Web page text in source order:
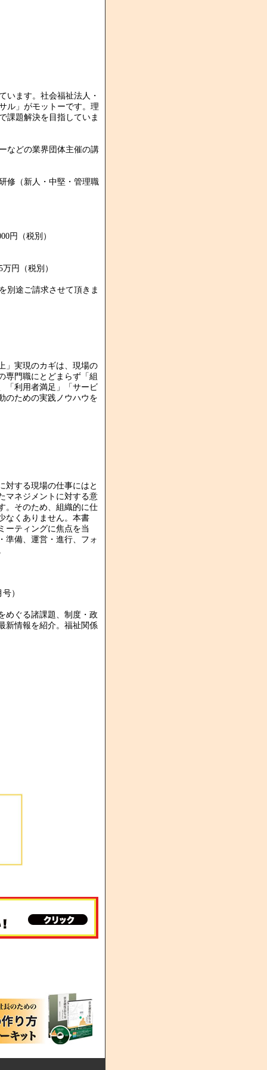
います。社会福祉法人・
ル」がモットーです。理
課題解決を目指していま
などの業界団体主催の講
修（新人・中堅・管理職
円（税別）
円（税別）
別途ご請求させて頂きま
」実現のカギは、現場の
専門職にとどまらず「組
「利用者満足」「サービ
のための実践ノウハウを
対する現場の仕事にはと
マネジメントに対する意
。そのため、組織的に仕
なくありません。本書
ーティングに焦点を当
準備、運営・進行、フォ
）
めぐる諸課題、制度・政
新情報を紹介。福祉関係